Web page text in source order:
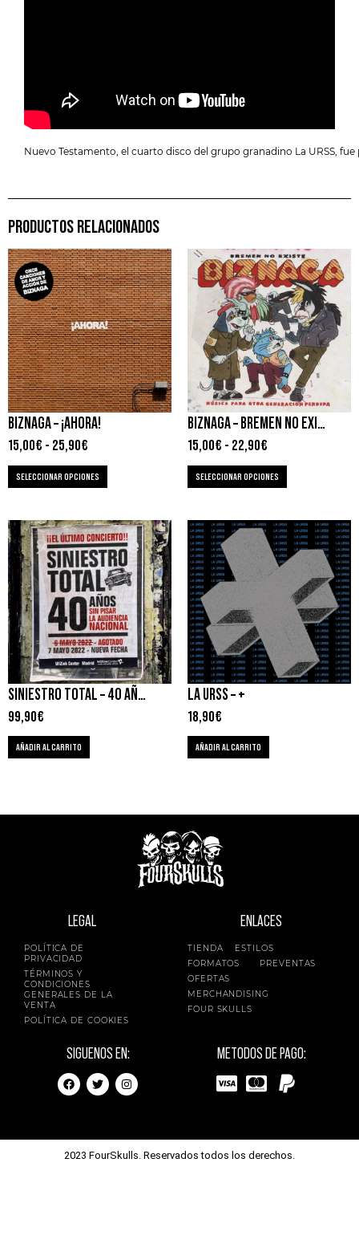
Nuevo Testamento, el cuarto disco del grupo granadino La URSS,
PRODUCTOS RELACIONADOS
BIZNAGA – ¡AHORA!
15,00€ - 25,90€
SELECCIONAR OPCIONES
BIZNAGA – BREMEN NO EXISTE
15,00€ - 22,90€
SELECCIONAR OPCIONES
SINIESTRO TOTAL – 40 AÑOS SIN PISAR LA AUDIENCIA NACIONAL (EN DIRECTO)
99,90€
AÑADIR AL CARRITO
LA URSS – +
18,90€
AÑADIR AL CARRITO
LEGAL
POLÍTICA DE
PRIVACIDAD
TÉRMINOS Y
CONDICIONES
GENERALES DE LA
VENTA
POLÍTICA DE COOKIES
ENLACES
TIENDA
ESTILOS
FORMATOS
PREVENTAS
OFERTAS
MERCHANDISING
FOUR SKULLS
SIGUENOS EN: METODOS DE PAGO:
2023 FourSkulls. Reservados todos los derechos.